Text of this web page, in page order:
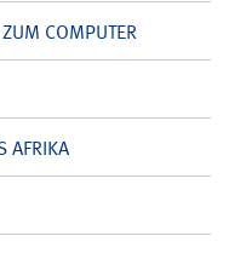
COMPUTER
AFRIKA